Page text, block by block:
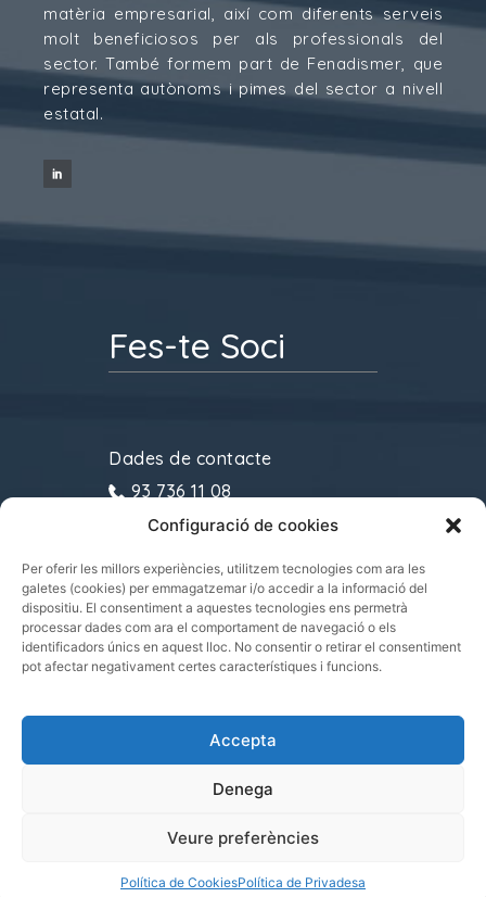
Configuració de cookies
Per oferir les millors experiències, utilitzem tecnologies com ara les
galetes (cookies) per emmagatzemar i/o accedir a la informació del
dispositiu. El consentiment a aquestes tecnologies ens permetrà
processar dades com ara el comportament de navegació o els
identificadors únics en aquest lloc. No consentir o retirar el consentiment
pot afectar negativament certes característiques i funcions.
Accepta
Denega
Veure preferències
Política de CookiesPolítica de Privadesa
matèria empresarial, així com diferents serveis
molt beneficiosos per als professionals del
sector. També formem part de Fenadismer, que
representa autònoms i pimes del sector a nivell
estatal.
Fes-te Soci
Dades de contacte
93 736 11 08
gremitransports@cecot.org
C/ Sant Pau, 6. 08221
Terrassa
Gremi de Transports i Logística de Catalunya
2021.
Tots els drets reservats
POLÍTICA DE PRIVADESA|POLÍTICA DE COOKIES
AVÍS LEGAL